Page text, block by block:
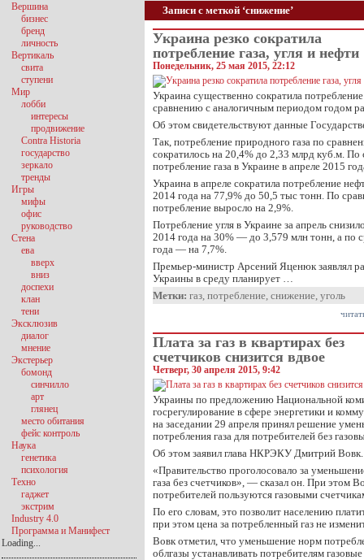
Записи с меткой ‘снижение’
Украина резко сократила
потребление газа, угля и нефти
Понедельник, 25 мая 2015, 22:12
Украина существенно сократила потребление
сравнению с аналогичным периодом годом
Об этом свидетельствуют данные
Так, потребление природного газа по
сократилось на 20,4% до 2,33 млрд куб.м.
потребление газа в Украине в апреле 2015
Украина в апреле сократила потребление
2014 года на 77,9% до 50,5 тыс тонн. По
потребление выросло на 2,9%.
Потребление угля в Украине за апрель
2014 года на 30% — до 3,579 млн тонн, а по
года — на 7,7%.
Премьер-министр Арсений Яценюк заявлял
Украины в среду планирует …
Метки: газ, потребление, снижение, уголь
Плата за газ в квартирах без
счетчиков снизится вдвое
Четверг, 30 апреля 2015, 9:42
Украины по предложению Национальной
госрегулирование в сфере энергетики и
на заседании 29 апреля принял решение
потребления газа для потребителей без
Об этом заявил глава НКРЭКУ Дмитрий Вовк.
«Правительство проголосовало за
газа без счетчиков», — сказал он. При этом
потребителей пользуются газовыми
По его словам, это позволит населению
при этом цена за потребленный газ не
Вовк отметил, что уменьшение норм
облгазы устанавливать потребителям
Вершина
бизнес
бренд
личность
Вертикаль
свита
ступени
Мир
лобби
интересы
продвижение
Contra Historia
государство
зеркало
тренды
Игры
мифы
офис
руководство
Стена
ева
вверх
вниз
доспехи
клан
тени
Эксклюзив
диалог
мнение
Экстерьер
бомонд
синчилло
арт
глянец
место обитания
фейс контроль
Наука
генетика
психология
Техно
гаджет
экстрим
Industry 4.0
Программа и Манифест
Loading...